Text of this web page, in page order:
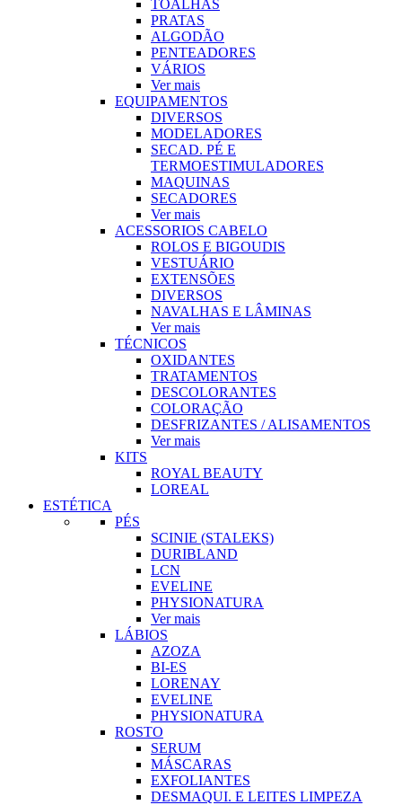
TOALHAS
PRATAS
ALGODÃO
PENTEADORES
VÁRIOS
Ver mais
EQUIPAMENTOS
DIVERSOS
MODELADORES
SECAD. PÉ E
TERMOESTIMULADORES
MAQUINAS
SECADORES
Ver mais
ACESSORIOS CABELO
ROLOS E BIGOUDIS
VESTUÁRIO
EXTENSÕES
DIVERSOS
NAVALHAS E LÂMINAS
Ver mais
TÉCNICOS
OXIDANTES
TRATAMENTOS
DESCOLORANTES
COLORAÇÃO
DESFRIZANTES / ALISAMENTOS
Ver mais
KITS
ROYAL BEAUTY
LOREAL
ESTÉTICA
PÉS
SCINIE (STALEKS)
DURIBLAND
LCN
EVELINE
PHYSIONATURA
Ver mais
LÁBIOS
AZOZA
BI-ES
LORENAY
EVELINE
PHYSIONATURA
ROSTO
SERUM
MÁSCARAS
EXFOLIANTES
DESMAQUI. E LEITES LIMPEZA